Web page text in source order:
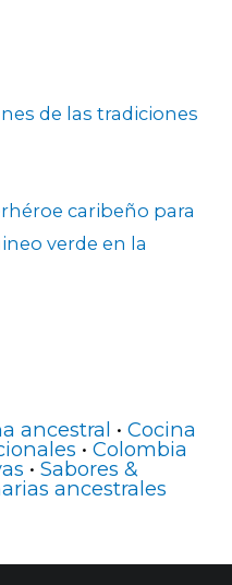
de las tradiciones
caribeño para
verde en la
ancestral • Cocina
• Colombia
• Sabores &
ancestrales